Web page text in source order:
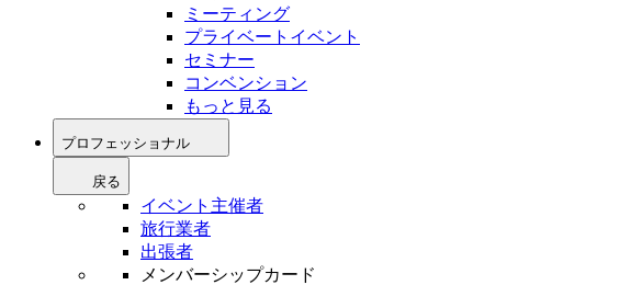
ミーティング
プライベートイベント
セミナー
コンベンション
もっと見る
プロフェッショナル
戻る
イベント主催者
旅行業者
出張者
メンバーシップカード